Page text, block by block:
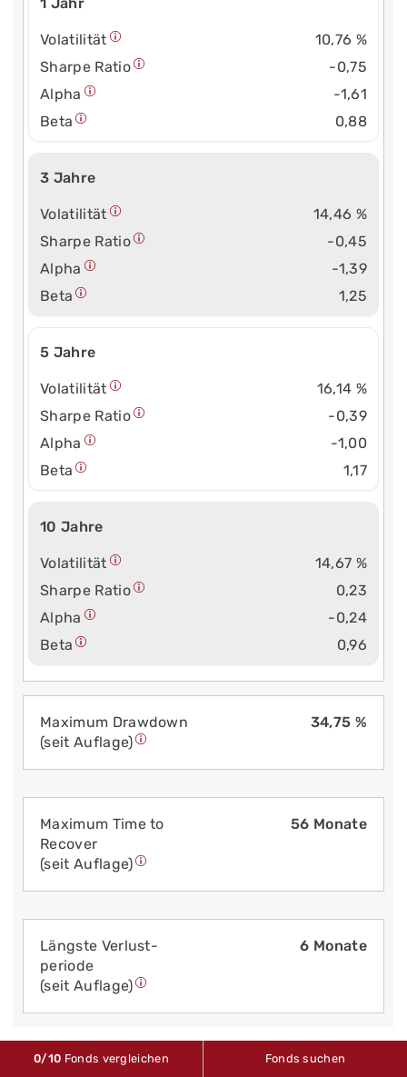
Volatilität
10,76 %
Sharpe Ratio
-0,75
Alpha
-1,61
Beta
0,88
3 Jahre
Volatilität
14,46 %
Sharpe Ratio
-0,45
Alpha
-1,39
Beta
1,25
5 Jahre
Volatilität
16,14 %
Sharpe Ratio
-0,39
Alpha
-1,00
Beta
1,17
10 Jahre
Volatilität
14,67 %
Sharpe Ratio
0,23
Alpha
-0,24
Beta
0,96
Maximum Drawdown
(seit Auflage)
34,75 %
Maximum Time to
Recover
(seit Auflage)
56 Monate
Längste Verlust­
periode
(seit Auflage)
6 Monate
0/10 Fonds vergleichen Fonds suchen